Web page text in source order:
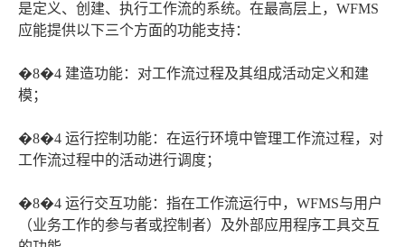
是定义、创建、执行工作流的系统。在最高层上，WFMS
应能提供以下三个方面的功能支持：
�8�4 建造功能：对工作流过程及其组成活动定义和建
模；
�8�4 运行控制功能：在运行环境中管理工作流过程，对
工作流过程中的活动进行调度；
�8�4 运行交互功能：指在工作流运行中，WFMS与用户
（业务工作的参与者或控制者）及外部应用程序工具交互